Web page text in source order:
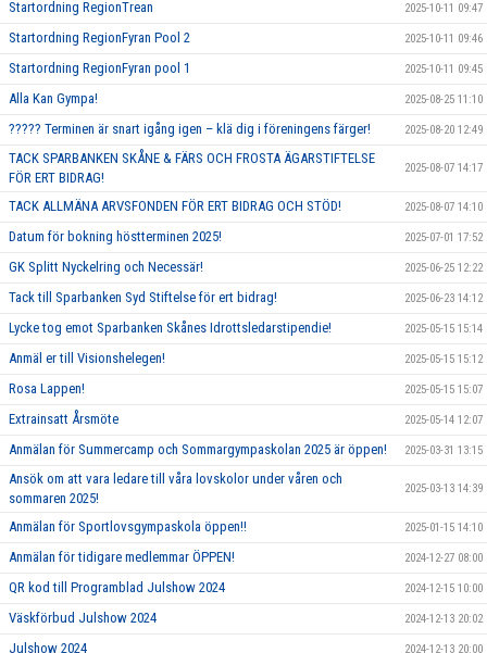
Startordning RegionTrean 2025-10-11 09:47
Startordning RegionFyran Pool 2 2025-10-11 09:46
Startordning RegionFyran pool 1 2025-10-11 09:45
Alla Kan Gympa! 2025-08-25 11:10
????? Terminen är snart igång igen – klä dig i föreningens färger! 2025-08-20 12:49
TACK SPARBANKEN SKÅNE & FÄRS OCH FROSTA ÄGARSTIFTELSE
FÖR ERT BIDRAG!
2025-08-07 14:17
TACK ALLMÄNA ARVSFONDEN FÖR ERT BIDRAG OCH STÖD! 2025-08-07 14:10
Datum för bokning höstterminen 2025! 2025-07-01 17:52
GK Splitt Nyckelring och Necessär! 2025-06-25 12:22
Tack till Sparbanken Syd Stiftelse för ert bidrag! 2025-06-23 14:12
Lycke tog emot Sparbanken Skånes Idrottsledarstipendie! 2025-05-15 15:14
Anmäl er till Visionshelegen! 2025-05-15 15:12
Rosa Lappen! 2025-05-15 15:07
Extrainsatt Årsmöte 2025-05-14 12:07
Anmälan för Summercamp och Sommargympaskolan 2025 är öppen! 2025-03-31 13:15
Ansök om att vara ledare till våra lovskolor under våren och
sommaren 2025!
2025-03-13 14:39
Anmälan för Sportlovsgympaskola öppen!! 2025-01-15 14:10
Anmälan för tidigare medlemmar ÖPPEN! 2024-12-27 08:00
QR kod till Programblad Julshow 2024 2024-12-15 10:00
Väskförbud Julshow 2024 2024-12-13 20:02
Julshow 2024 2024-12-13 20:00